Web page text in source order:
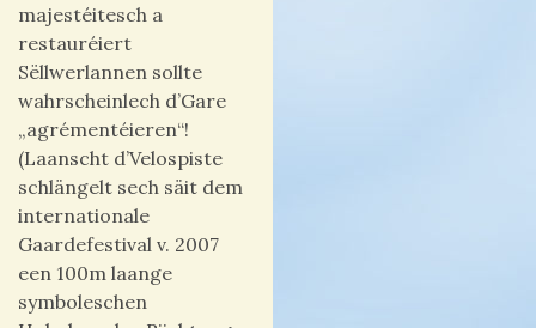
majestéitesch a
restauréiert
Sëllwerlannen sollte
wahrscheinlech d’Gare
„agrémentéieren“!
(Laanscht d’Velospiste
schlängelt sech säit dem
internationale
Gaardefestival v. 2007
een 100m laange
symboleschen